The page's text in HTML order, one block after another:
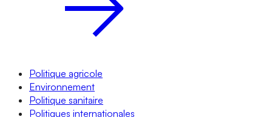
Politique agricole
Environnement
Politique sanitaire
Politiques internationales